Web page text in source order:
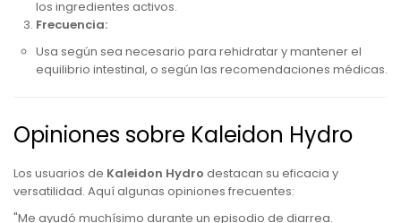
los ingredientes activos.
Frecuencia:
Usa según sea necesario para rehidratar y mantener el
equilibrio intestinal, o según las recomendaciones médicas.
Opiniones sobre Kaleidon Hydro
Los usuarios de Kaleidon Hydro destacan su eficacia y
versatilidad. Aquí algunas opiniones frecuentes:
"Me ayudó muchísimo durante un episodio de diarrea.